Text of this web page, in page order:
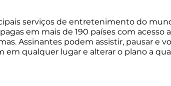
serviços de entretenimento do
em mais de 190 países com acesso
Assinantes podem assistir, pausar e
em qualquer lugar e alterar o plano a